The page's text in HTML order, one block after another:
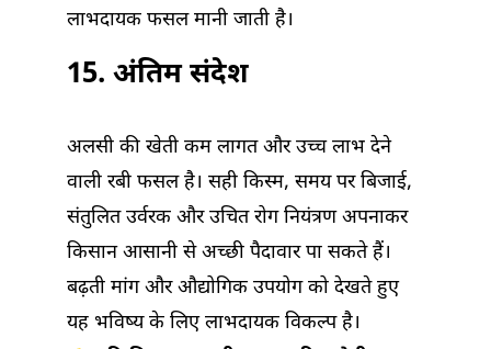
लाभदायक फसल मानी जाती है।
15. अंतिम संदेश
अलसी की खेती कम लागत और उच्च लाभ देने
वाली रबी फसल है। सही किस्म, समय पर बिजाई,
संतुलित उर्वरक और उचित रोग नियंत्रण अपनाकर
किसान आसानी से अच्छी पैदावार पा सकते हैं।
बढ़ती मांग और औद्योगिक उपयोग को देखते हुए
यह भविष्य के लिए लाभदायक विकल्प है।